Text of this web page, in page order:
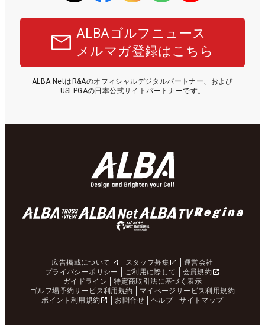
ALBAゴルフニュース
メルマガ登録はこちら
ALBA NetはR&Aのオフィシャルデジタルパートナー、および
USLPGAの日本公式サイトパートナーです。
広告掲載について スタッフ募集
運営会社
プライバシーポリシー
ご利用に際して
会員規約
ガイドライン
特定商取引法に基づく表示
ゴルフ場予約サービス利用規約
マイページサービス利用規約
ポイント利用規約
お問合せ ヘルプ サイトマップ